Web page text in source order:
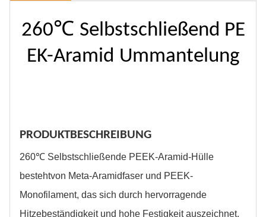
260℃ Selbstschließend PE
EK-Aramid Ummantelung
PRODUKTBESCHREIBUNG
260℃ Selbstschließende PEEK-Aramid-Hülle
bestehtvon Meta-Aramidfaser und PEEK-
Monofilament, das sich durch hervorragende
Hitzebeständigkeit und hohe Festigkeit auszeichnet.